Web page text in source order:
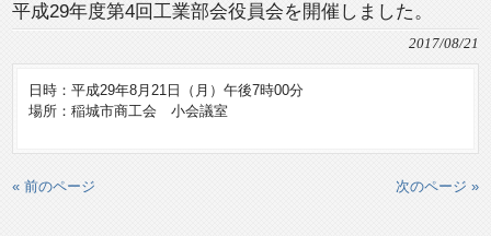
平成29年度第4回工業部会役員会を開催しました。
2017/08/21
日時：平成29年8月21日（月）午後7時00分
場所：稲城市商工会 小会議室
« 前のページ 次のページ »